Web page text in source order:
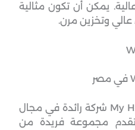
يمكن أن تكون مثالية
عالي وتخزين مرن.
↩︎ في مصر، تُعد My Host Zone شركة رائدة في مجال
تقدم مجموعة فريدة من